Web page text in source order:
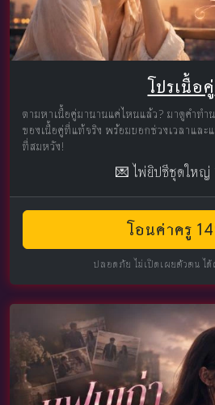
โปรเนื้อคู่
ตามหาเนื้อคู่มานานแค่ไหนแล้ว? มาดูคำท
ของเนื้อคู่ที่แท้จริง พร้อมบอกช่วงเวลาและ
ที่สมหวัง!
💌 ไพ่ยิปซีชุดใหญ่
โอนค่าครู
ปลอดภัย ไม่เปิดเผยตัวตน ได้